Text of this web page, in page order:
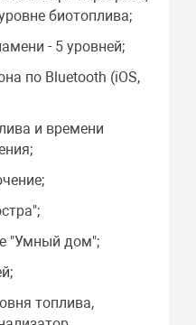
биотоплива;
- 5 уровней;
по Bluetooth (iOS,
и времени
"Умный дом";
топлива,